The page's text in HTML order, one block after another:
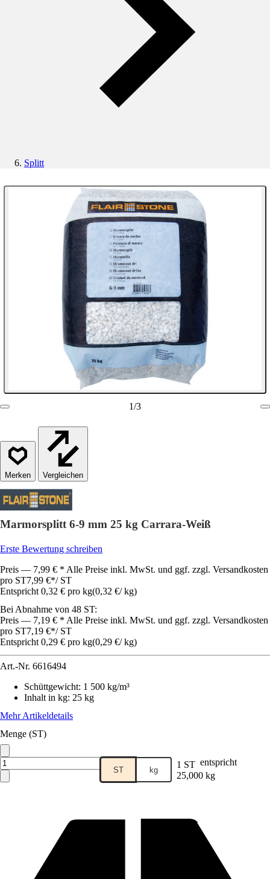
Splitt
1/3
Vergleichen
Marmorsplitt 6-9 mm 25 kg Carrara-Weiß
Erste Bewertung schreiben
Preis — 7,99 € * Alle Preise inkl. MwSt. und ggf. zzgl. Versandkosten
pro ST7,99 €*/ ST
Entspricht 0,32 € pro kg(0,32 €/ kg)
Bei Abnahme von 48 ST:
Preis — 7,19 € * Alle Preise inkl. MwSt. und ggf. zzgl. Versandkosten
pro ST7,19 €*/ ST
Entspricht 0,29 € pro kg(0,29 €/ kg)
Art.-Nr. 6616494
Schüttgewicht: 1 500 kg/m³
Inhalt in kg: 25 kg
Mehr Artikeldetails
Menge (ST)
ST kg 1 ST entspricht
25,000 kg